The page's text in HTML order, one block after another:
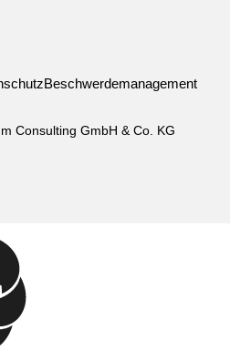
Beschwerdemanagement
Consulting GmbH & Co. KG